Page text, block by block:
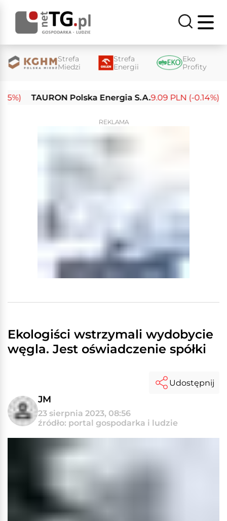
Strefa
Miedzi
Strefa
Energii
Eko
Profity
TAURON Polska Energia S.A.9.09 PLN (-0.14%)
REKLAMA
Ekologiści wstrzymali wydobycie
węgla. Jest oświadczenie spółki
JM
23 sierpnia 2023, 08:56
źródło: portal gospodarka i ludzie
Udostępnij